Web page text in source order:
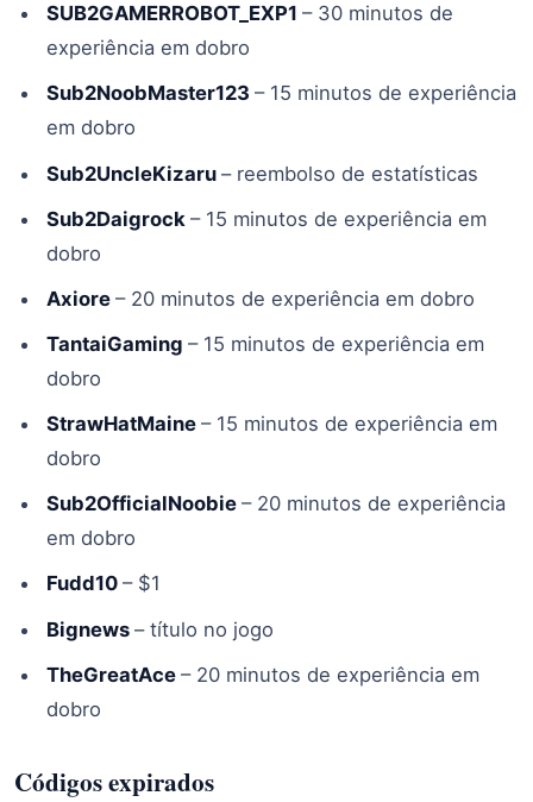
SUB2GAMERROBOT_EXP1 – 30 minutos de
experiência em dobro
Sub2NoobMaster123 – 15 minutos de experiência
em dobro
Sub2UncleKizaru – reembolso de estatísticas
Sub2Daigrock – 15 minutos de experiência em
dobro
Axiore – 20 minutos de experiência em dobro
TantaiGaming – 15 minutos de experiência em
dobro
StrawHatMaine – 15 minutos de experiência em
dobro
Sub2OfficialNoobie – 20 minutos de experiência
em dobro
Fudd10 – $1
Bignews – título no jogo
TheGreatAce – 20 minutos de experiência em
dobro
Códigos expirados